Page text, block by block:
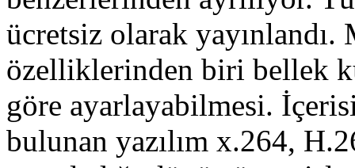
ücretsiz olarak yayınlandı.
özelliklerinden biri bellek
göre ayarlayabilmesi.
bulunan yazılım x.264,